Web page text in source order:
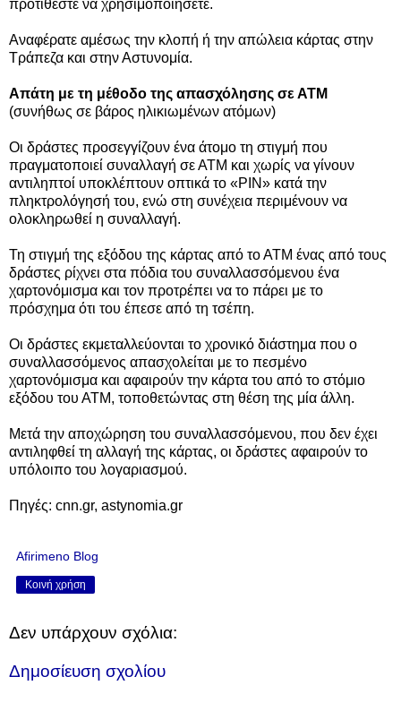
προτίθεστε να χρησιμοποιήσετε.
Αναφέρατε αμέσως την κλοπή ή την απώλεια κάρτας στην
Τράπεζα και στην Αστυνομία.
Απάτη με τη μέθοδο της απασχόλησης σε ΑΤΜ
(συνήθως σε βάρος ηλικιωμένων ατόμων)
Οι δράστες προσεγγίζουν ένα άτομο τη στιγμή που
πραγματοποιεί συναλλαγή σε ΑΤΜ και χωρίς να γίνουν
αντιληπτοί υποκλέπτουν οπτικά το «ΡΙΝ» κατά την
πληκτρολόγησή του, ενώ στη συνέχεια περιμένουν να
ολοκληρωθεί η συναλλαγή.
Τη στιγμή της εξόδου της κάρτας από το ΑΤΜ ένας από τους
δράστες ρίχνει στα πόδια του συναλλασσόμενου ένα
χαρτονόμισμα και τον προτρέπει να το πάρει με το
πρόσχημα ότι του έπεσε από τη τσέπη.
Οι δράστες εκμεταλλεύονται το χρονικό διάστημα που ο
συναλλασσόμενος απασχολείται με το πεσμένο
χαρτονόμισμα και αφαιρούν την κάρτα του από το στόμιο
εξόδου του ΑΤΜ, τοποθετώντας στη θέση της μία άλλη.
Μετά την αποχώρηση του συναλλασσόμενου, που δεν έχει
αντιληφθεί τη αλλαγή της κάρτας, οι δράστες αφαιρούν το
υπόλοιπο του λογαριασμού.
Πηγές: cnn.gr, astynomia.gr
Afirimeno Blog
Κοινή χρήση
Δεν υπάρχουν σχόλια:
Δημοσίευση σχολίου